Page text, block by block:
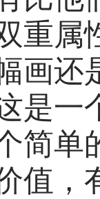
重属
画还
是一
简单
值，